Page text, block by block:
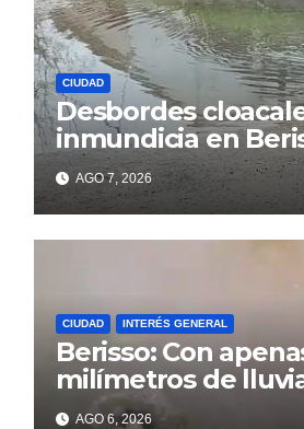
CIUDAD
Desbordes
inmundicia en
colapso de la red
14AGO 7, 2026
CIUDAD INTERÉS GENERAL
Berisso: Con
milímetros de
sienten los
AGO 6, 2026